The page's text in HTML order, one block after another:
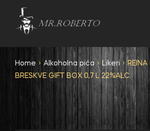
Home Alkoholna pića Likeri
REINA
BRESKVE GIFT BOX 0,7 L 22%ALC.